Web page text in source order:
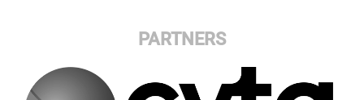
PARTNERS